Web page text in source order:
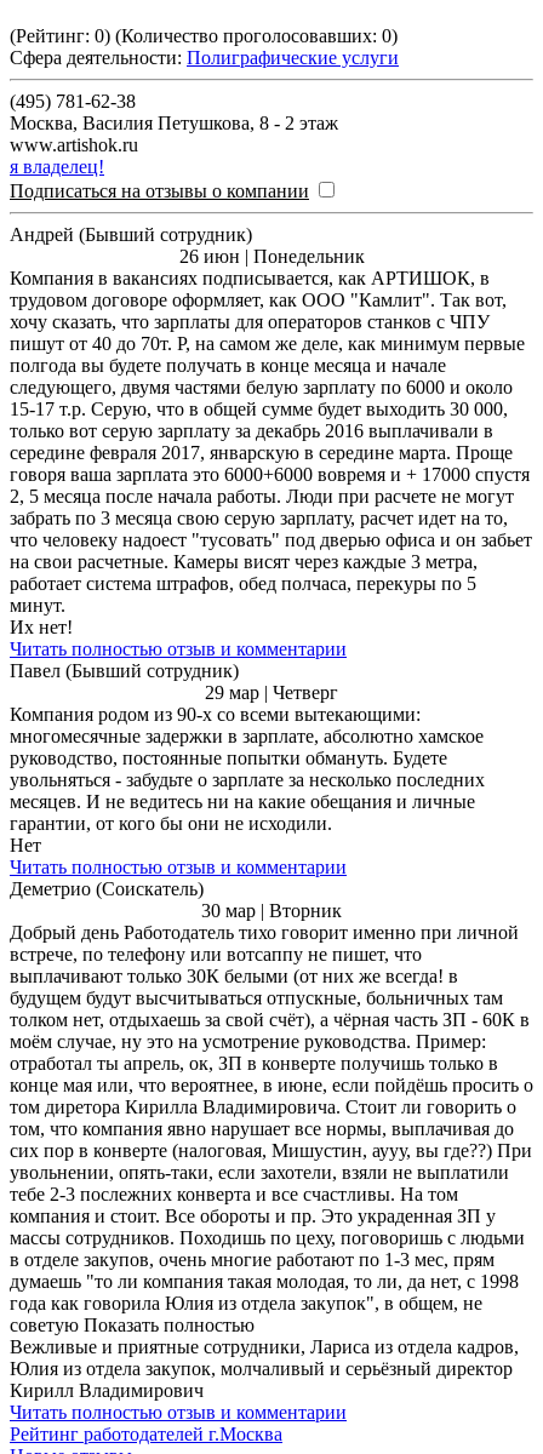
(Рейтинг: 0) (Количество проголосовавших: 0)
Сфера деятельности: Полиграфические услуги
(495) 781-62-38
Москва, Василия Петушкова, 8 - 2 этаж
www.artishok.ru
я владелец!
Подписаться на отзывы о компании
Андрей (Бывший сотрудник)
26 июн | Понедельник
Компания в вакансиях подписывается, как АРТИШОК, в
трудовом договоре оформляет, как ООО "Камлит". Так вот,
хочу сказать, что зарплаты для операторов станков с ЧПУ
пишут от 40 до 70т. Р, на самом же деле, как минимум первые
полгода вы будете получать в конце месяца и начале
следующего, двумя частями белую зарплату по 6000 и около
15-17 т.р. Серую, что в общей сумме будет выходить 30 000,
только вот серую зарплату за декабрь 2016 выплачивали в
середине февраля 2017, январскую в середине марта. Проще
говоря ваша зарплата это 6000+6000 вовремя и + 17000 спустя
2, 5 месяца после начала работы. Люди при расчете не могут
забрать по 3 месяца свою серую зарплату, расчет идет на то,
что человеку надоест "тусовать" под дверью офиса и он забьет
на свои расчетные. Камеры висят через каждые 3 метра,
работает система штрафов, обед полчаса, перекуры по 5
минут.
Их нет!
Читать полностью отзыв и комментарии
Павел (Бывший сотрудник)
29 мар | Четверг
Компания родом из 90-х со всеми вытекающими:
многомесячные задержки в зарплате, абсолютно хамское
руководство, постоянные попытки обмануть. Будете
увольняться - забудьте о зарплате за несколько последних
месяцев. И не ведитесь ни на какие обещания и личные
гарантии, от кого бы они не исходили.
Нет
Читать полностью отзыв и комментарии
Деметрио (Соискатель)
30 мар | Вторник
Добрый день Работодатель тихо говорит именно при личной
встрече, по телефону или вотсаппу не пишет, что
выплачивают только 30К белыми (от них же всегда! в
будущем будут высчитываться отпускные, больничных там
толком нет, отдыхаешь за свой счёт), а чёрная часть ЗП - 60К в
моём случае, ну это на усмотрение руководства. Пример:
отработал ты апрель, ок, ЗП в конверте получишь только в
конце мая или, что вероятнее, в июне, если пойдёшь просить о
том диретора Кирилла Владимировича. Стоит ли говорить о
том, что компания явно нарушает все нормы, выплачивая до
сих пор в конверте (налоговая, Мишустин, аууу, вы где??) При
увольнении, опять-таки, если захотели, взяли не выплатили
тебе 2-3 послежних конверта и все счастливы. На том
компания и стоит. Все обороты и пр. Это украденная ЗП у
массы сотрудников. Походишь по цеху, поговоришь с людьми
в отделе закупов, очень многие работают по 1-3 мес, прям
думаешь "то ли компания такая молодая, то ли, да нет, с 1998
года как говорила Юлия из отдела закупок", в общем, не
советую Показать полностью
Вежливые и приятные сотрудники, Лариса из отдела кадров,
Юлия из отдела закупок, молчаливый и серьёзный директор
Кирилл Владимирович
Читать полностью отзыв и комментарии
Рейтинг работодателей г.Москва